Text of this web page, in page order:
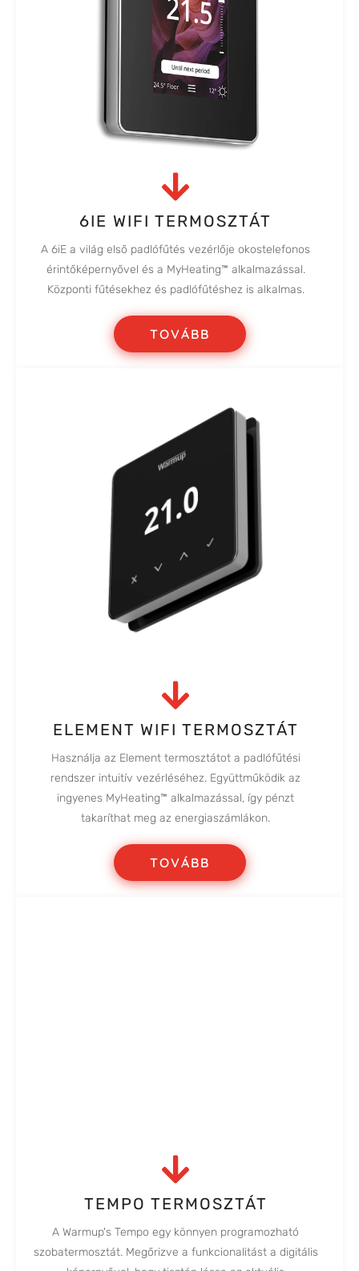
6IE WIFI TERMOSZTÁT
A 6iE a világ első padlófűtés vezérlője okostelefonos
érintőképernyővel és a MyHeating™ alkalmazással.
Központi fűtésekhez és padlófűtéshez is alkalmas.
TOVÁBB
ELEMENT WIFI TERMOSZTÁT
Használja az Element termosztátot a padlófűtési
rendszer intuitív vezérléséhez. Együttműködik az
ingyenes MyHeating™ alkalmazással, így pénzt
takaríthat meg az energiaszámlákon.
TOVÁBB
TEMPO TERMOSZTÁT
A Warmup's Tempo egy könnyen programozható
szobatermosztát. Megőrizve a funkcionalitást a digitális